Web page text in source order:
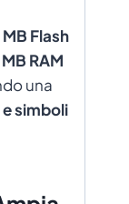
Flash
RAM
una
simboli